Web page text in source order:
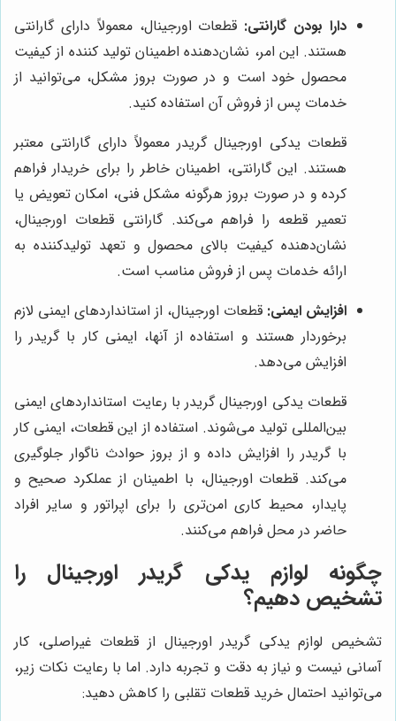
دارا بودن گارانتی: قطعات اورجینال، معمولاً دارای گارانتی
هستند. این امر، نشان‌دهنده اطمینان تولید کننده از کیفیت
محصول خود است و در صورت بروز مشکل، می‌توانید از
خدمات پس از فروش آن استفاده کنید.
قطعات یدکی اورجینال گریدر معمولاً دارای گارانتی معتبر
هستند. این گارانتی، اطمینان خاطر را برای خریدار فراهم
کرده و در صورت بروز هرگونه مشکل فنی، امکان تعویض یا
تعمیر قطعه را فراهم می‌کند. گارانتی قطعات اورجینال،
نشان‌دهنده کیفیت بالای محصول و تعهد تولیدکننده به
ارائه خدمات پس از فروش مناسب است.
افزایش ایمنی: قطعات اورجینال، از استانداردهای ایمنی لازم
برخوردار هستند و استفاده از آنها، ایمنی کار با گریدر را
افزایش می‌دهد.
قطعات یدکی اورجینال گریدر با رعایت استانداردهای ایمنی
بین‌المللی تولید می‌شوند. استفاده از این قطعات، ایمنی کار
با گریدر را افزایش داده و از بروز حوادث ناگوار جلوگیری
می‌کند. قطعات اورجینال، با اطمینان از عملکرد صحیح و
پایدار، محیط کاری امن‌تری را برای اپراتور و سایر افراد
حاضر در محل فراهم می‌کنند.
چگونه لوازم یدکی گریدر اورجینال را
تشخیص دهیم؟
تشخیص لوازم یدکی گریدر اورجینال از قطعات غیراصلی، کار
آسانی نیست و نیاز به دقت و تجربه دارد. اما با رعایت نکات زیر،
می‌توانید احتمال خرید قطعات تقلبی را کاهش دهید: